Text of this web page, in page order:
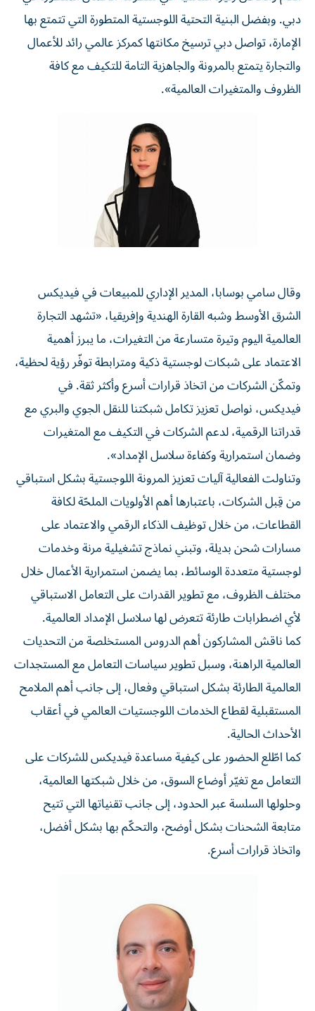
دبي. وبفضل البنية التحتية اللوجستية المتطورة التي تتمتع بها
الإمارة، تواصل دبي ترسيخ مكانتها كمركز عالمي رائد للأعمال
والتجارة يتمتع بالمرونة والجاهزية التامة للتكيف مع كافة
الظروف والمتغيرات العالمية».
وقال سامي بوسابا، المدير الإداري للمبيعات في فيديكس
الشرق الأوسط وشبه القارة الهندية وإفريقيا، «تشهد التجارة
العالمية اليوم وتيرة متسارعة من التغيرات، ما يبرز أهمية
الاعتماد على شبكات لوجستية ذكية ومترابطة توفّر رؤية لحظية،
وتمكّن الشركات من اتخاذ قرارات أسرع وأكثر ثقة. في
فيديكس، نواصل تعزيز تكامل شبكتنا للنقل الجوي والبري مع
قدراتنا الرقمية، لدعم الشركات في التكيف مع المتغيرات
وضمان استمرارية وكفاءة سلاسل الإمداد».
وتناولت الفعالية آليات تعزيز المرونة اللوجستية بشكل استباقي
من قِبل الشركات، باعتبارها أهم الأولويات الملحّة لكافة
القطاعات، من خلال توظيف الذكاء الرقمي والاعتماد على
مسارات شحن بديلة، وتبني نماذج تشغيلية مرنة وخدمات
لوجستية متعددة الوسائط، بما يضمن استمرارية الأعمال خلال
مختلف الظروف، مع تطوير القدرات على التعامل الاستباقي
لأي اضطرابات طارئة تتعرض لها سلاسل الإمداد العالمية.
كما ناقش المشاركون أهم الدروس المستخلصة من التحديات
العالمية الراهنة، وسبل تطوير سياسات التعامل مع المستجدات
العالمية الطارئة بشكل استباقي وفعال، إلى جانب أهم الملامح
المستقبلية لقطاع الخدمات اللوجستيات العالمي في أعقاب
الأحداث الحالية.
كما اطّلع الحضور على كيفية مساعدة فيديكس للشركات على
التعامل مع تغيّر أوضاع السوق، من خلال شبكتها العالمية،
وحلولها السلسة عبر الحدود، إلى جانب تقنياتها التي تتيح
متابعة الشحنات بشكل أوضح، والتحكّم بها بشكل أفضل،
واتخاذ قرارات أسرع.